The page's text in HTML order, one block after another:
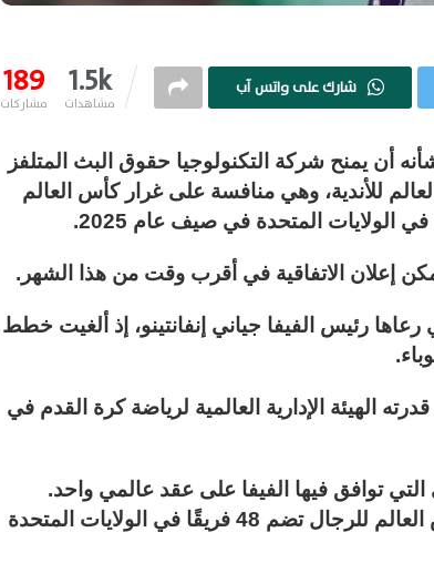
189
مشاركات 1.5k
مشاهدات
شارك على واتس آب
أن يمنح شركة التكنولوجيا حقوق البث المتلفز
للأندية، وهي منافسة على غرار كأس العالم
المتحدة في صيف عام 2025.
إعلان الاتفاقية في أقرب وقت من هذا الشهر.
رئيس الفيفا جياني إنفانتينو، إذ ألغيت خطط
الهيئة الإدارية العالمية لرياضة كرة القدم في
توافق فيها الفيفا على عقد عالمي واحد.
وتخطط الفيفا لتنظيم أول بطولة موسعة لكأس العالم للرجال تضم 48 فريقًا في الولايات المتحدة